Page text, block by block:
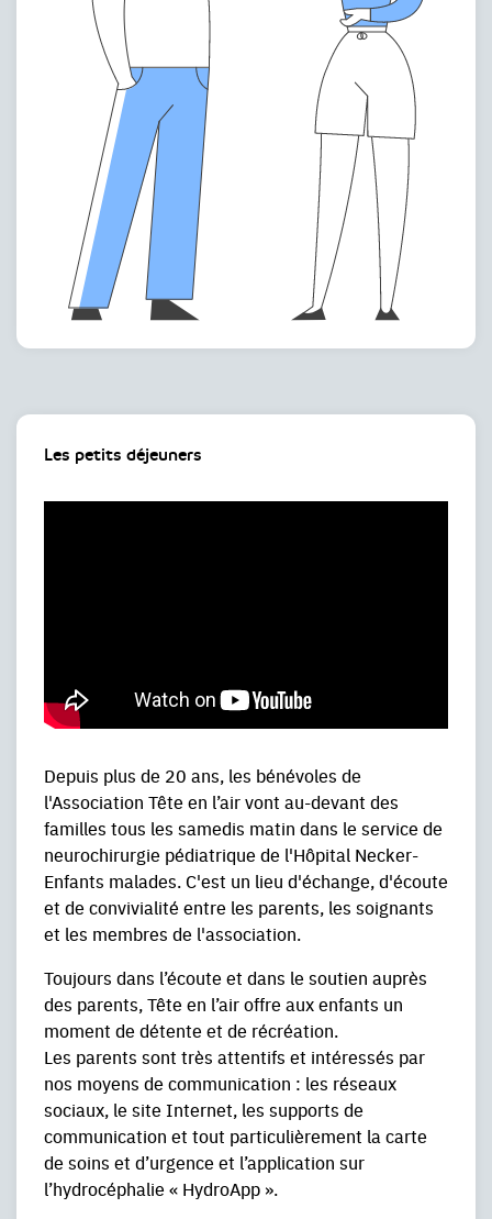
Les petits déjeuners
Depuis plus de 20 ans, les bénévoles de
l'Association Tête en l’air vont au-devant des
familles tous les samedis matin dans le service de
neurochirurgie pédiatrique de l'Hôpital Necker-
Enfants malades. C'est un lieu d'échange, d'écoute
et de convivialité entre les parents, les soignants
et les membres de l'association.
Toujours dans l’écoute et dans le soutien auprès
des parents, Tête en l’air offre aux enfants un
moment de détente et de récréation.
Les parents sont très attentifs et intéressés par
nos moyens de communication : les réseaux
sociaux, le site Internet, les supports de
communication et tout particulièrement la carte
de soins et d’urgence et l’application sur
l’hydrocéphalie « HydroApp ».